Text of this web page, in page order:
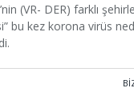
(VR- DER) farklı
bu kez korona virüs